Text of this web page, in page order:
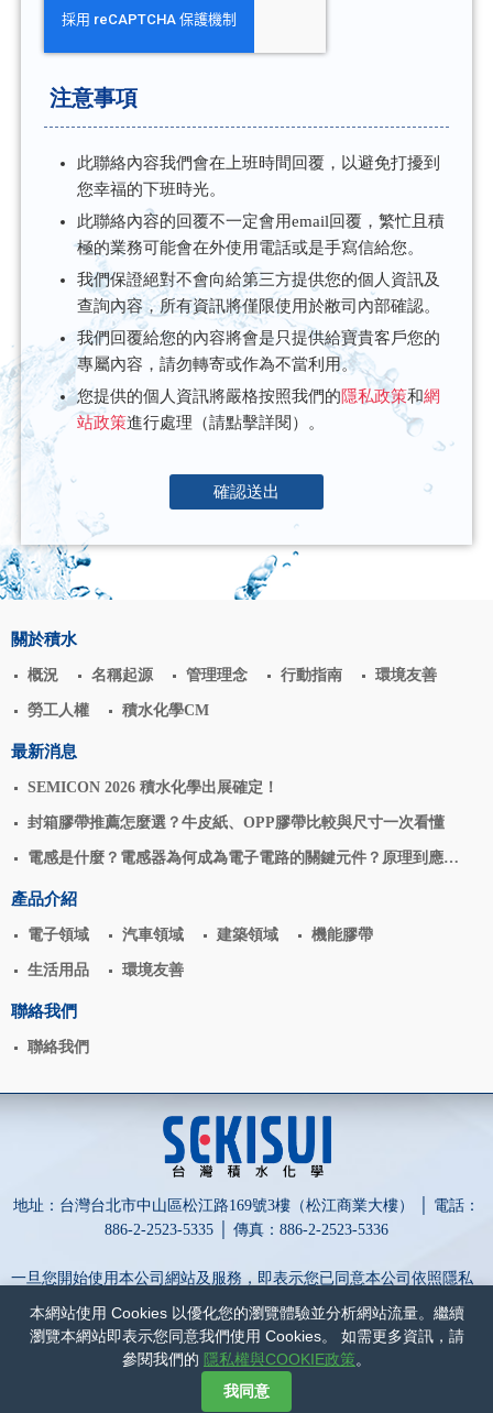
本網站使用 Cookies 以優化您的瀏覽體驗並分析網站流量。繼續
瀏覽本網站即表示您同意我們使用 Cookies。 如需更多資訊，請
參閱我們的 隱私權與COOKIE政策。
我同意
注意事項
此聯絡內容我們會在上班時間回覆，以避免打擾到
您幸福的下班時光。
此聯絡內容的回覆不一定會用email回覆，繁忙且積
極的業務可能會在外使用電話或是手寫信給您。
我們保證絕對不會向給第三方提供您的個人資訊及
查詢內容，所有資訊將僅限使用於敝司內部確認。
我們回覆給您的內容將會是只提供給寶貴客戶您的
專屬內容，請勿轉寄或作為不當利用。
您提供的個人資訊將嚴格按照我們的隱私政策和網
站政策進行處理（請點擊詳閱）。
確認送出
關於積水
概況 名稱起源 管理理念 行動指南 環境友善
勞工人權 積水化學CM
最新消息
SEMICON 2026 積水化學出展確定！
封箱膠帶推薦怎麼選？牛皮紙、OPP膠帶比較與尺寸一次看懂
電感是什麼？電感器為何成為電子電路的關鍵元件？原理到應用
產品介紹
電子領域 汽車領域 建築領域 機能膠帶
生活用品 環境友善
聯絡我們
聯絡我們
地址：台灣台北市中山區松江路169號3樓（松江商業大樓） │ 電話：
886-2-2523-5335 │ 傳真：886-2-2523-5336
一旦您開始使用本公司網站及服務，即表示您已同意本公司依照隱私
權政策蒐集、處理、利用及保護您的個人資訊。
為保障您的權益，請點擊詳閱以下內容：隱私權與COOKIE政策和
網頁設計-網動廣告
台灣積水化學股份有限公司